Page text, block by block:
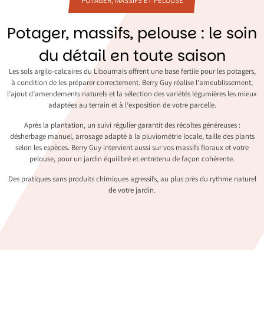
Potager, massifs, pelouse : le soin
du détail en toute saison
Les sols argilo-calcaires du Libournais offrent une base fertile pour les potagers,
à condition de les préparer correctement. Berry Guy réalise l’ameublissement,
l’ajout d’amendements naturels et la sélection des variétés légumières les mieux
adaptées au terrain et à l’exposition de votre parcelle.
Après la plantation, un suivi régulier garantit des récoltes généreuses :
désherbage manuel, arrosage adapté à la pluviométrie locale, taille des plants
selon les espèces. Berry Guy intervient aussi sur vos massifs floraux et votre
pelouse, pour un jardin équilibré et entretenu de façon cohérente.
Des pratiques sans produits chimiques agressifs, au plus près du rythme naturel
de votre jardin.